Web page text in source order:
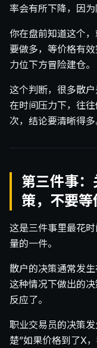
率会有所下降，因
你在盘前知道这个
要做多，等价格有
力位下方冒险建仓。
这个判断，很多散
在时间压力下，往
次，结论要清晰得多
第三件事
策，不要
这是三件事里最花
量的一件。
散户的决策通常发
这种情况下做出的
反应了。
职业交易员的决策
楚”如果价格到了X